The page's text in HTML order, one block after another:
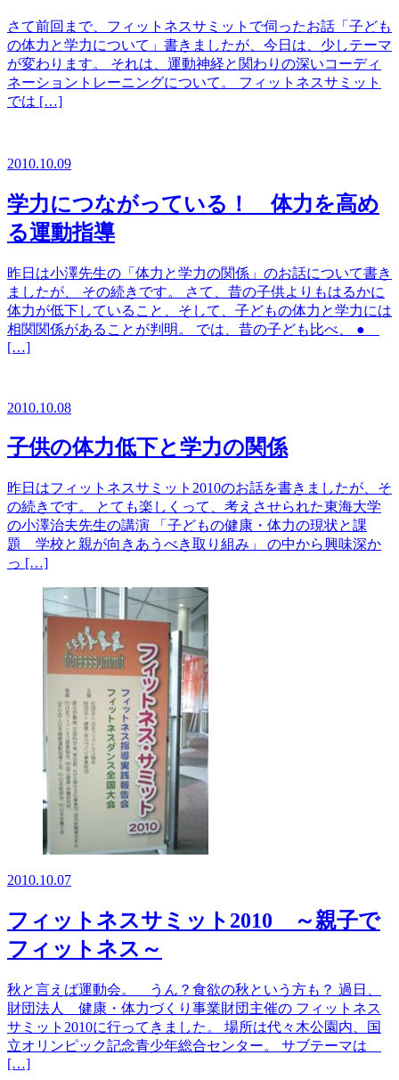
さて前回まで、フィットネスサミットで伺ったお話「子ども
の体力と学力について」書きましたが、今日は、少しテーマ
が変わります。 それは、運動神経と関わりの深いコーディ
ネーショントレーニングについて。 フィットネスサミット
では […]
2010.10.09
学力につながっている！ 体力を高め
る運動指導
昨日は小澤先生の「体力と学力の関係」のお話について書き
ましたが、 その続きです。 さて、昔の子供よりもはるかに
体力が低下していること、そして、子どもの体力と学力には
相関関係があることが判明。 では、昔の子ども比べ、 ●
[…]
2010.10.08
子供の体力低下と学力の関係
昨日はフィットネスサミット2010のお話を書きましたが、そ
の続きです。 とても楽しくって、考えさせられた東海大学
の小澤治夫先生の講演 「子どもの健康・体力の現状と課
題 学校と親が向きあうべき取り組み」 の中から興味深か
っ […]
2010.10.07
フィットネスサミット2010 ～親子で
フィットネス～
秋と言えば運動会。 うん？食欲の秋という方も？ 過日、
財団法人 健康・体力づくり事業財団主催の フィットネス
サミット2010に行ってきました。 場所は代々木公園内、国
立オリンピック記念青少年総合センター。 サブテーマは
[…]